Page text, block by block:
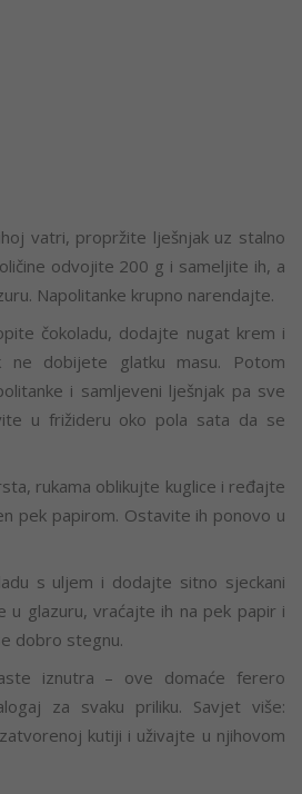
vatri, propržite lješnjak uz stalno
odvojite 200 g i sameljite ih, a
Napolitanke krupno narendajte.
čokoladu, dodajte nugat krem i
ne dobijete glatku masu. Potom
i samljeveni lješnjak pa sve
u frižideru oko pola sata da se
rukama oblikujte kuglice i ređajte
pek papirom. Ostavite ih ponovo u
s uljem i dodajte sitno sjeckani
u glazuru, vraćajte ih na pek papir i
dobro stegnu.
iznutra – ove domaće ferero
za svaku priliku. Savjet više:
kutiji i uživajte u njihovom